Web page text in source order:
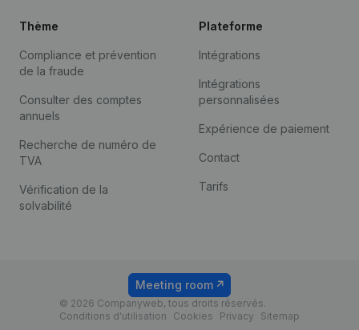
Thème
Compliance et prévention
de la fraude
Consulter des comptes
annuels
Recherche de numéro de
TVA
Vérification de la
solvabilité
Plateforme
Intégrations
Intégrations
personnalisées
Expérience de paiement
Contact
Tarifs
© 2026 Companyweb, tous droits réservés.
Conditions d'utilisation
Cookies Privacy Sitemap
Meeting room